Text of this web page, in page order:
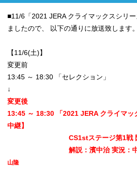
■11/6「2021 JERA クライマックスシリ
ましたので、 以下の通りに放送致します。
【11/6(土)】
変更前
13:45 ～ 18:30 「セレクション」
↓
変更後
13:45 ～ 18:30 「2021 JERA クライマッ
中継】
CS1stステージ第1戦 阪神
解説：濱中治 実況：中井雅
山隆